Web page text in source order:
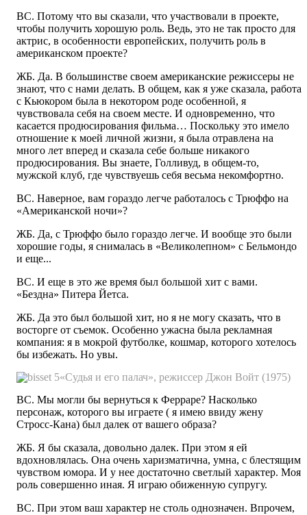
ВС. Потому что вы сказали, что участвовали в проекте,
чтобы получить хорошую роль. Ведь, это не так просто для
актрис, в особенности европейских, получить роль в
американском проекте?
ЖБ. Да. В большинстве своем американские режиссеры не
знают, что с нами делать. В общем, как я уже сказала, работа
с Кьюкором была в некотором роде особенной, я
чувствовала себя на своем месте. И одновременно, что
касается продюсирования фильма… Поскольку это имело
отношение к моей личной жизни, я была отравлена на
много лет вперед и сказала себе больше никакого
продюсирования. Вы знаете, Голливуд, в общем-то,
мужской клуб, где чувствуешь себя весьма некомфортно.
ВС. Наверное, вам гораздо легче работалось с Трюффо на
«Американской ночи»?
ЖБ. Да, с Трюффо было гораздо легче. И вообще это были
хорошие годы, я снималась в «Великолепном» с Бельмондо
и еще...
ВС. И еще в это же время был большой хит с вами.
«Бездна» Питера Йетса.
ЖБ. Да это был большой хит, но я не могу сказать, что в
восторге от съемок. Особенно ужасна была рекламная
компания: я в мокрой футболке, кошмар, которого хотелось
бы избежать. Но увы.
«Судья и его палач», режиссер Джон Войт (1975)
ВС. Мы могли бы вернуться к Ферраре? Насколько
персонаж, которого вы играете ( я имею ввиду жену
Стросс-Кана) был далек от вашего образа?
ЖБ. Я бы сказала, довольно далек. При этом я ей
вдохновлялась. Она очень харизматична, умна, с блестящим
чувством юмора. И у нее достаточно светлый характер. Моя
роль совершенно иная. Я играю обиженную супругу.
ВС. При этом ваш характер не столь однозначен. Впрочем,